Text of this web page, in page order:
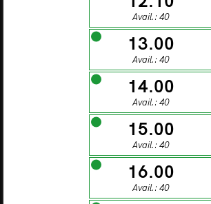
Avail.: 40
13.00
Avail.: 40
14.00
Avail.: 40
15.00
Avail.: 40
16.00
Avail.: 40